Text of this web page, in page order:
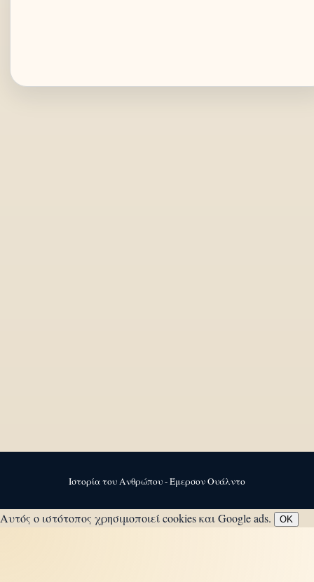
Ιστορία του Ανθρώπου - Έμερσον Ουάλντο
Αυτός ο ιστότοπος χρησιμοποιεί cookies και Google ads. OK